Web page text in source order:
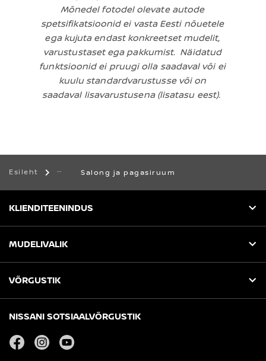
Mõnedel fotodel olevate autode
spetsifikatsioonid ei vasta Eesti nõuetele
ega kujuta endast konkreetset mudelit,
varustustaset ega pakkumist. Näidatud
funktsioonid ei pruugi olla saadaval või ei
kuulu standardvarustusse või on
saadaval lisavarustusena (lisatasu eest).
Esileht Salong ja pagasiruum
KLIENDITEENINDUS
MUDELIVALIK
VÕRGUSTIK
NISSANI SOTSIAALVÕRGUSTIK
facebookinstagram